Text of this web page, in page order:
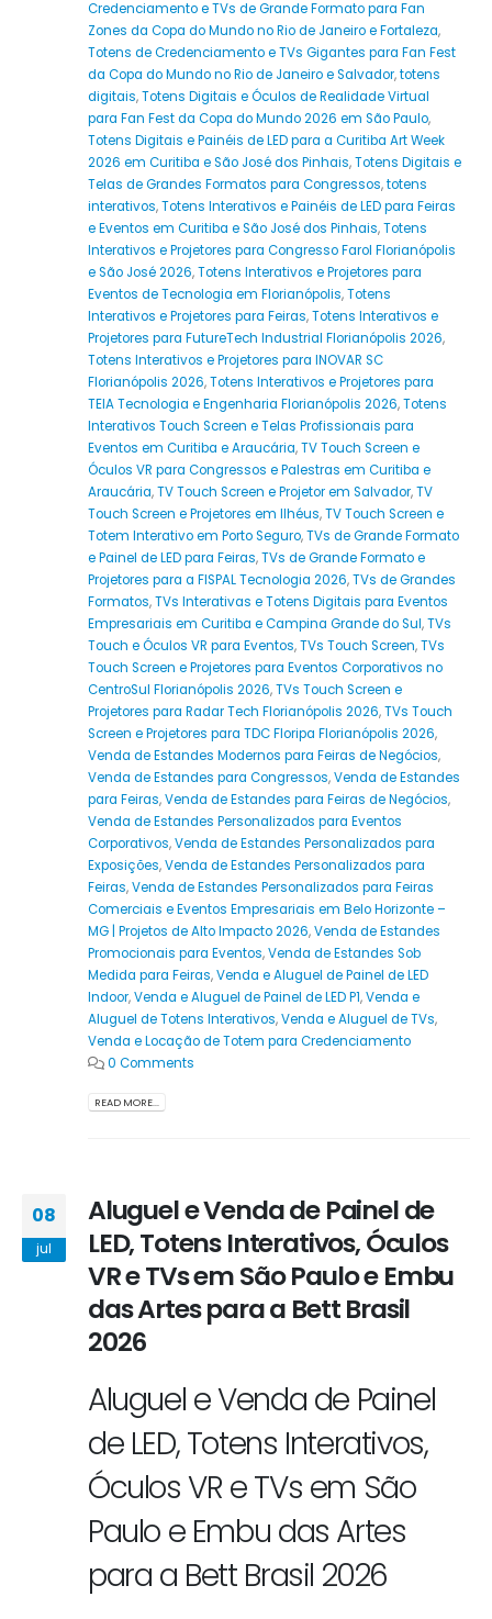
Credenciamento e TVs de Grande Formato para Fan
Zones da Copa do Mundo no Rio de Janeiro e Fortaleza,
Totens de Credenciamento e TVs Gigantes para Fan Fest
da Copa do Mundo no Rio de Janeiro e Salvador,totens
digitais,Totens Digitais e Óculos de Realidade Virtual
para Fan Fest da Copa do Mundo 2026 em São Paulo,
Totens Digitais e Painéis de LED para a Curitiba Art Week
2026 em Curitiba e São José dos Pinhais,Totens Digitais e
Telas de Grandes Formatos para Congressos,totens
interativos,Totens Interativos e Painéis de LED para Feiras
e Eventos em Curitiba e São José dos Pinhais,Totens
Interativos e Projetores para Congresso Farol Florianópolis
e São José 2026,Totens Interativos e Projetores para
Eventos de Tecnologia em Florianópolis,Totens
Interativos e Projetores para Feiras,Totens Interativos e
Projetores para FutureTech Industrial Florianópolis 2026,
Totens Interativos e Projetores para INOVAR SC
Florianópolis 2026,Totens Interativos e Projetores para
TEIA Tecnologia e Engenharia Florianópolis 2026,Totens
Interativos Touch Screen e Telas Profissionais para
Eventos em Curitiba e Araucária,TV Touch Screen e
Óculos VR para Congressos e Palestras em Curitiba e
Araucária,TV Touch Screen e Projetor em Salvador,TV
Touch Screen e Projetores em Ilhéus,TV Touch Screen e
Totem Interativo em Porto Seguro,TVs de Grande Formato
e Painel de LED para Feiras,TVs de Grande Formato e
Projetores para a FISPAL Tecnologia 2026,TVs de Grandes
Formatos,TVs Interativas e Totens Digitais para Eventos
Empresariais em Curitiba e Campina Grande do Sul,TVs
Touch e Óculos VR para Eventos,TVs Touch Screen,TVs
Touch Screen e Projetores para Eventos Corporativos no
CentroSul Florianópolis 2026,TVs Touch Screen e
Projetores para Radar Tech Florianópolis 2026,TVs Touch
Screen e Projetores para TDC Floripa Florianópolis 2026,
Venda de Estandes Modernos para Feiras de Negócios,
Venda de Estandes para Congressos,Venda de Estandes
para Feiras,Venda de Estandes para Feiras de Negócios,
Venda de Estandes Personalizados para Eventos
Corporativos,Venda de Estandes Personalizados para
Exposições,Venda de Estandes Personalizados para
Feiras,Venda de Estandes Personalizados para Feiras
Comerciais e Eventos Empresariais em Belo Horizonte –
MG | Projetos de Alto Impacto 2026,Venda de Estandes
Promocionais para Eventos,Venda de Estandes Sob
Medida para Feiras,Venda e Aluguel de Painel de LED
Indoor,Venda e Aluguel de Painel de LED P1,Venda e
Aluguel de Totens Interativos,Venda e Aluguel de TVs,
Venda e Locação de Totem para Credenciamento
0 Comments
READ MORE...
08
jul
Aluguel e Venda de Painel de
LED, Totens Interativos, Óculos
VR e TVs em São Paulo e Embu
das Artes para a Bett Brasil
2026
Aluguel e Venda de Painel
de LED, Totens Interativos,
Óculos VR e TVs em São
Paulo e Embu das Artes
para a Bett Brasil 2026